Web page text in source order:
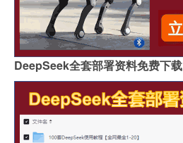
DeepSeek全套部署资料免费下载